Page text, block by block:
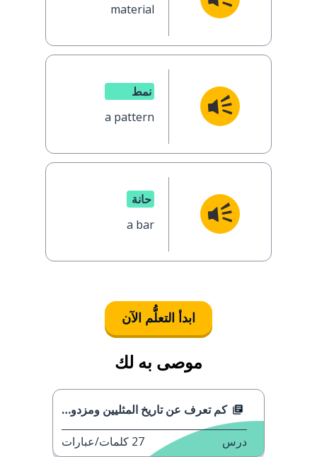
material
نمط
a pattern
حانة
a bar
ابدأ التعلُّم الآن
موصى به لك
كم تعرف عن تاريخ المثليين ومزدوجي الميل الجنسي؟
درس 27 كلمات/عبارات